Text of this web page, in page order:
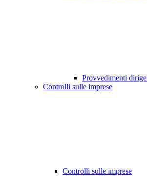
Provvedimenti
Controlli sulle imprese
Controlli sulle imprese